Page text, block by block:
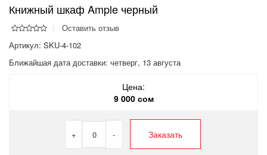
Книжный шкаф Ample черный
Оставить отзыв
Артикул: SKU-4-102
Ближайшая дата доставки: четверг, 13 августа
Цена:
9 000 сом
+ 0 - Заказать